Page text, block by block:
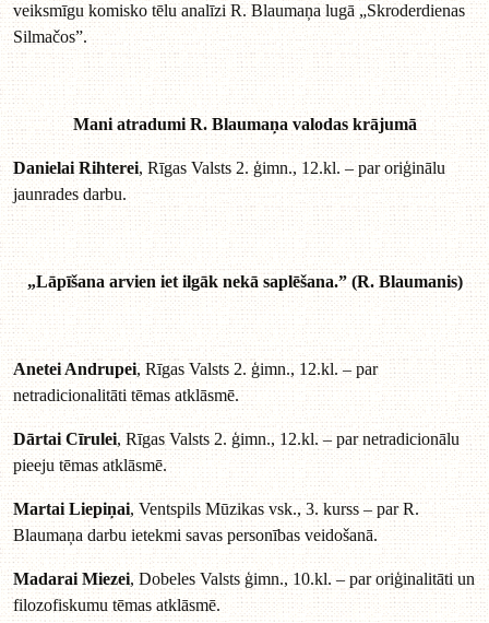
veiksmīgu komisko tēlu analīzi R. Blaumaņa lugā „Skroderdienas
Silmačos”.
Mani atradumi R. Blaumaņa valodas krājumā
Danielai Rihterei, Rīgas Valsts 2. ģimn., 12.kl. – par oriģinālu
jaunrades darbu.
„Lāpīšana arvien iet ilgāk nekā saplēšana.” (R. Blaumanis)
Anetei Andrupei, Rīgas Valsts 2. ģimn., 12.kl. – par
netradicionalitāti tēmas atklāsmē.
Dārtai Cīrulei, Rīgas Valsts 2. ģimn., 12.kl. – par netradicionālu
pieeju tēmas atklāsmē.
Martai Liepiņai, Ventspils Mūzikas vsk., 3. kurss – par R.
Blaumaņa darbu ietekmi savas personības veidošanā.
Madarai Miezei, Dobeles Valsts ģimn., 10.kl. – par oriģinalitāti un
filozofiskumu tēmas atklāsmē.